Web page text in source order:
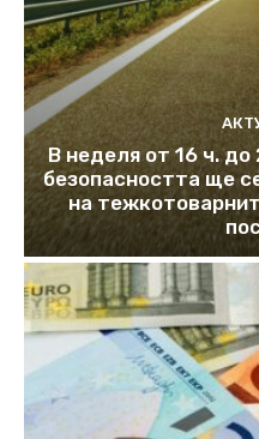
В неделя от 16 ч.
безопасността ще
на